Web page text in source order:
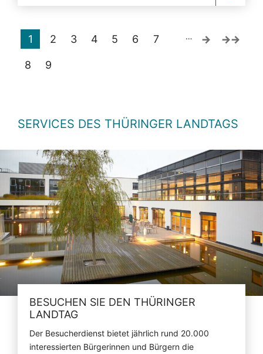
1 2 3 4 5 6 7
8 9
…
SERVICES DES THÜRINGER LANDTAGS
BESUCHEN SIE DEN THÜRINGER
LANDTAG
Der Besucherdienst bietet jährlich rund 20.000
interessierten Bürgerinnen und Bürgern die